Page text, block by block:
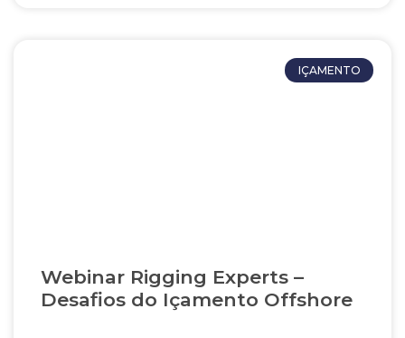
IÇAMENTO
Webinar Rigging Experts –
Desafios do Içamento Offshore